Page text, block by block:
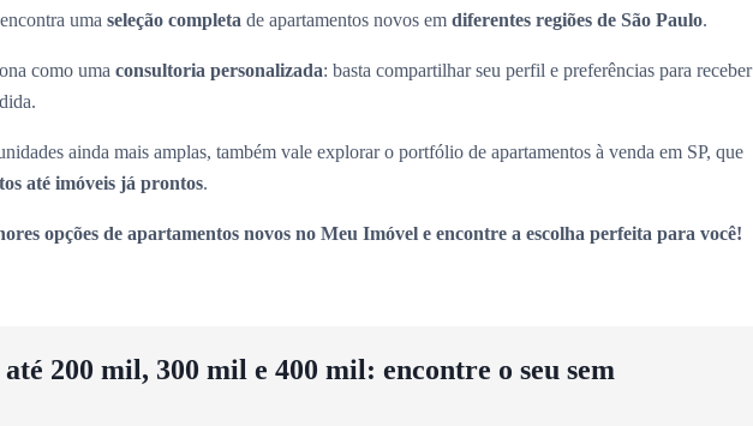
uma seleção completa de apartamentos novos em diferentes regiões de São Paulo.
como uma consultoria personalizada: basta compartilhar seu perfil e preferências para receber
ainda mais amplas, também vale explorar o portfólio de apartamentos à venda em SP, que
até imóveis já prontos.
opções de apartamentos novos no Meu Imóvel e encontre a escolha perfeita para você!
200 mil, 300 mil e 400 mil: encontre o seu sem